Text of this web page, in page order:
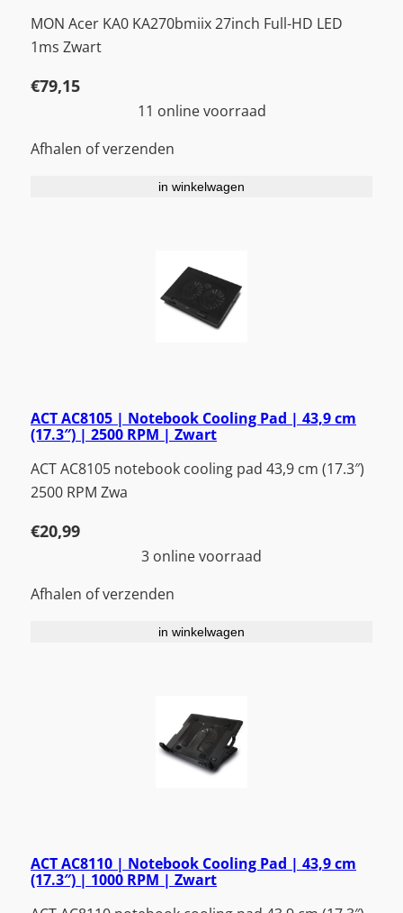
MON Acer KA0 KA270bmiix 27inch Full-HD LED
1ms Zwart
€79,15
11 online voorraad
Afhalen of verzenden
in winkelwagen
ACT AC8105 | Notebook Cooling Pad | 43,9 cm
(17.3″) | 2500 RPM | Zwart
ACT AC8105 notebook cooling pad 43,9 cm (17.3″)
2500 RPM Zwa
€20,99
3 online voorraad
Afhalen of verzenden
in winkelwagen
ACT AC8110 | Notebook Cooling Pad | 43,9 cm
(17.3″) | 1000 RPM | Zwart